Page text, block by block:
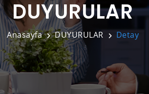
DUYURULAR
Anasayfa DUYURULAR Detay